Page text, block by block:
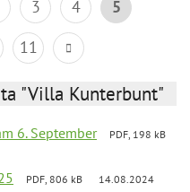
3 4
5
11
"Villa Kunterbunt"
6. September
PDF, 198 kB
PDF, 806 kB 14.08.2024